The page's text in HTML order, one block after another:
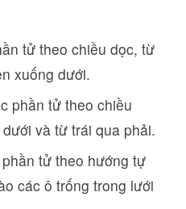
tử theo chiều dọc, từ
xuống dưới.
phần tử theo chiều
và từ trái qua phải.
tử theo hướng tự
các ô trống trong lưới